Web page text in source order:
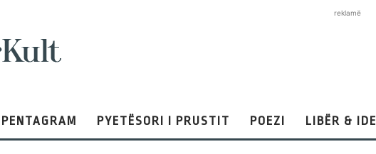
reklamë
PENTAGRAM PYETËSORI I PRUSTIT POEZI LIBËR & IDE